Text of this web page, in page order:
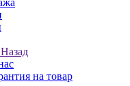
Назад